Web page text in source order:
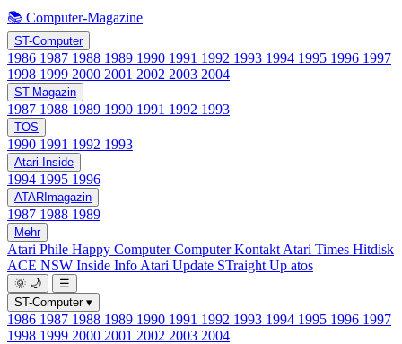
📚 Computer-Magazine
ST-Computer
1986 1987 1988 1989 1990 1991 1992 1993 1994 1995 1996 1997
1998 1999 2000 2001 2002 2003 2004
ST-Magazin
1987 1988 1989 1990 1991 1992 1993
TOS
1990 1991 1992 1993
Atari Inside
1994 1995 1996
ATARImagazin
1987 1988 1989
Mehr
Atari Phile Happy ComputerComputer Kontakt Atari Times Hitdisk
ACE NSW Inside Info Atari Update STraight Up atos
🌞 🌙
☰
ST-Computer ▾
1986 1987 1988 1989 1990 1991 1992 1993 1994 1995 1996 1997
1998 1999 2000 2001 2002 2003 2004